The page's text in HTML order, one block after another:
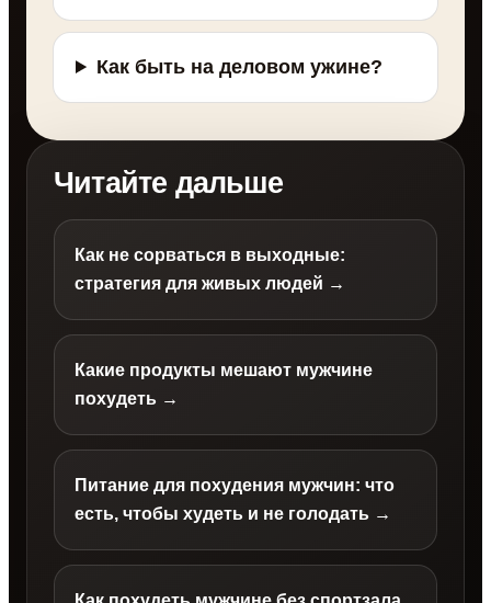
Как быть на деловом ужине?
Читайте дальше
Как не сорваться в выходные:
стратегия для живых людей →
Какие продукты мешают мужчине
похудеть →
Питание для похудения мужчин: что
есть, чтобы худеть и не голодать →